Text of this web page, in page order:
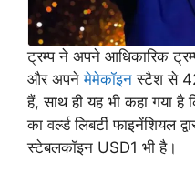
ट्रम्प ने अपने आधिकारिक
और अपनेमेमेकॉइनस्टैश से
हैं, साथ ही यह भी कहा गया
का वर्ल्ड लिबर्टी फाइनेंशियल
स्टेबलकॉइन USD1 भी है।